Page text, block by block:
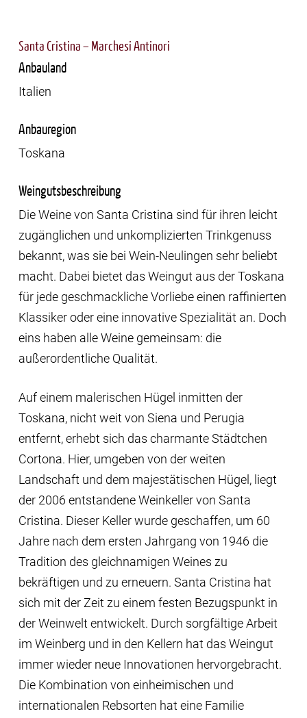
Santa Cristina – Marchesi Antinori
Anbauland
Italien
Anbauregion
Toskana
Weingutsbeschreibung
Die Weine von Santa Cristina sind für ihren leicht
zugänglichen und unkomplizierten Trinkgenuss
bekannt, was sie bei Wein-Neulingen sehr beliebt
macht. Dabei bietet das Weingut aus der Toskana
für jede geschmackliche Vorliebe einen raffinierten
Klassiker oder eine innovative Spezialität an. Doch
eins haben alle Weine gemeinsam: die
außerordentliche Qualität.
Auf einem malerischen Hügel inmitten der
Toskana, nicht weit von Siena und Perugia
entfernt, erhebt sich das charmante Städtchen
Cortona. Hier, umgeben von der weiten
Landschaft und dem majestätischen Hügel, liegt
der 2006 entstandene Weinkeller von Santa
Cristina. Dieser Keller wurde geschaffen, um 60
Jahre nach dem ersten Jahrgang von 1946 die
Tradition des gleichnamigen Weines zu
bekräftigen und zu erneuern. Santa Cristina hat
sich mit der Zeit zu einem festen Bezugspunkt in
der Weinwelt entwickelt. Durch sorgfältige Arbeit
im Weinberg und in den Kellern hat das Weingut
immer wieder neue Innovationen hervorgebracht.
Die Kombination von einheimischen und
internationalen Rebsorten hat eine Familie